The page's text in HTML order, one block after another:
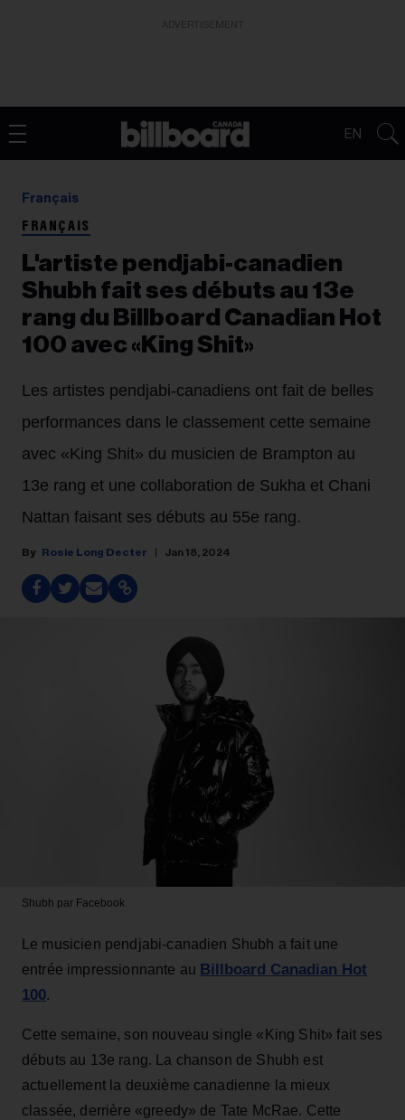
EN
Français
FRANÇAIS
L'artiste pendjabi-canadien
Shubh fait ses débuts au 13e
rang du Billboard Canadian Hot
100 avec «King Shit»
Les artistes pendjabi-canadiens ont fait de belles
performances dans le classement cette semaine
avec «King Shit» du musicien de Brampton au
13e rang et une collaboration de Sukha et Chani
Nattan faisant ses débuts au 55e rang.
Rosie Long Decter Jan 18, 2024
Shubh par Facebook
Le musicien pendjabi-canadien Shubh a fait une
entrée impressionnante au Billboard Canadian Hot
100.
Cette semaine, son nouveau single «King Shit» fait ses
débuts au 13e rang. La chanson de Shubh est
actuellement la deuxième canadienne la mieux
classée, derrière «greedy» de Tate McRae. Cette